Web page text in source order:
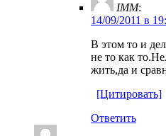
IMM:
14/09/2011 в
В этом то и
не то как
жить,да и
[Цитировать]
Ответить